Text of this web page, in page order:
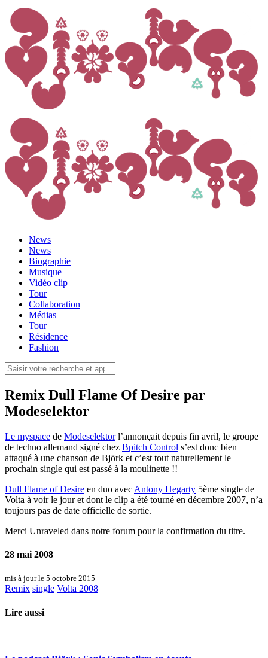
News
News
Biographie
Musique
Vidéo clip
Tour
Collaboration
Médias
Tour
Résidence
Fashion
Remix Dull Flame Of Desire par
Modeselektor
Le myspace de Modeselektorl’annonçait depuis fin avril, le groupe
de techno allemand signé chez Bpitch Control s’est donc bien
attaqué à une chanson de Björk et c’est tout naturellement le
prochain single qui est passé à la moulinette !!
Dull Flame of Desire en duo avec Antony Hegarty 5ème single de
Volta à voir le jour et dont le clip a été tourné en décembre 2007, n’a
toujours pas de date officielle de sortie.
Merci Unraveled dans notre forum pour la confirmation du titre.
28 mai 2008
mis à jour le 5 octobre 2015
Remix single Volta 2008
Lire aussi